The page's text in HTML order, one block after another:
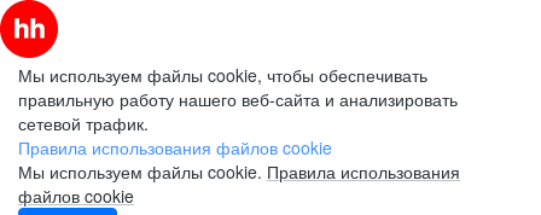
Мы используем файлы cookie, чтобы обеспечивать
правильную работу нашего веб-сайта и анализировать
сетевой трафик.
Правила использования файлов cookie
Мы используем файлы cookie. Правила использования
файлов cookie